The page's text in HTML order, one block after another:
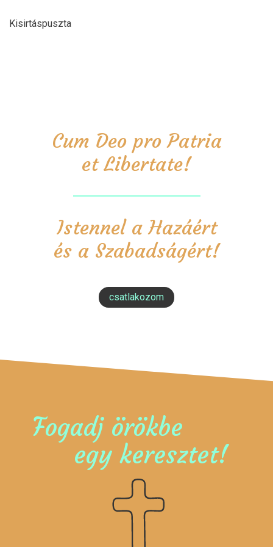
Kisirtáspuszta
Cum Deo pro Patria
et Libertate!
Istennel a Hazáért
és a Szabadságért!
csatlakozom
Fogadj örökbe
egy keresztet!